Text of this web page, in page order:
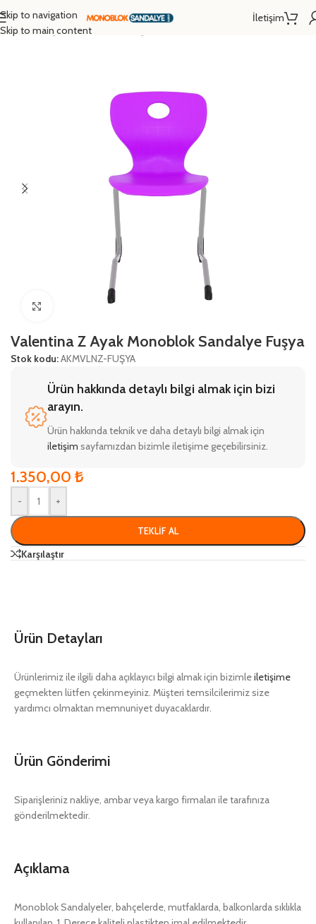
Skip to navigation
Skip to main content
İletişim
Ana Sayfa/Eğitim Donanımları
Click to enlarge
Valentina Z Ayak Monoblok Sandalye Fuşya
Stok kodu:AKMVLNZ-FUŞYA
Ürün hakkında detaylı bilgi almak için bizi
arayın.
Ürün hakkında teknik ve daha detaylı bilgi almak için
iletişim sayfamızdan bizimle iletişime geçebilirsiniz.
1.350,00 ₺
- +
TEKLIF AL
Karşılaştır
Ürün Detayları
Ürünlerimiz ile ilgili daha açıklayıcı bilgi almak için bizimleiletişime
geçmekten lütfen çekinmeyiniz. Müşteri temsilcilerimiz size
yardımcı olmaktan memnuniyet duyacaklardır.
Ürün Gönderimi
Siparişleriniz nakliye, ambar veya kargo firmaları ile tarafınıza
gönderilmektedir.
Açıklama
Monoblok Sandalyeler, bahçelerde, mutfaklarda, balkonlarda sıklıkla